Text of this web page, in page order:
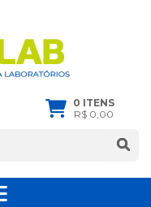
0 ITENS
R$ 0,00